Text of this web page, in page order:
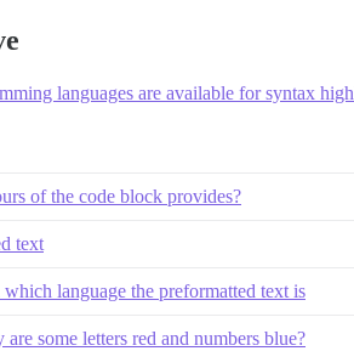
languages are available for syntax
of the code block provides?
text
language the preformatted text is
some letters red and numbers blue?